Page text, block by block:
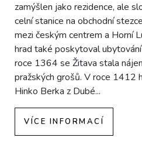
zamýšlen jako rezidence, ale
celní stanice na obchodní
mezi českým centrem a Horní
hrad také poskytoval
roce 1364 se Žitava stala
pražských grošů. V roce 1412
Hinko Berka z Dubé...
VÍCE INFORMACÍ